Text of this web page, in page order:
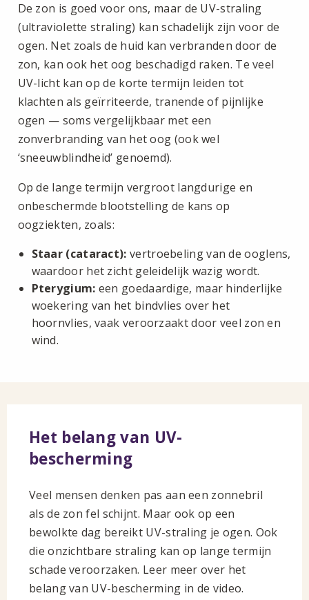
De zon is goed voor ons, maar de UV-straling
(ultraviolette straling) kan schadelijk zijn voor de
ogen. Net zoals de huid kan verbranden door de
zon, kan ook het oog beschadigd raken. Te veel
UV-licht kan op de korte termijn leiden tot
klachten als geïrriteerde, tranende of pijnlijke
ogen — soms vergelijkbaar met een
zonverbranding van het oog (ook wel
‘sneeuwblindheid’ genoemd).
Op de lange termijn vergroot langdurige en
onbeschermde blootstelling de kans op
oogziekten, zoals:
Staar (cataract): vertroebeling van de ooglens,
waardoor het zicht geleidelijk wazig wordt.
Pterygium: een goedaardige, maar hinderlijke
woekering van het bindvlies over het
hoornvlies, vaak veroorzaakt door veel zon en
wind.
Het belang van UV-
bescherming
Veel mensen denken pas aan een zonnebril
als de zon fel schijnt. Maar ook op een
bewolkte dag bereikt UV-straling je ogen. Ook
die onzichtbare straling kan op lange termijn
schade veroorzaken. Leer meer over het
belang van UV-bescherming in de video.